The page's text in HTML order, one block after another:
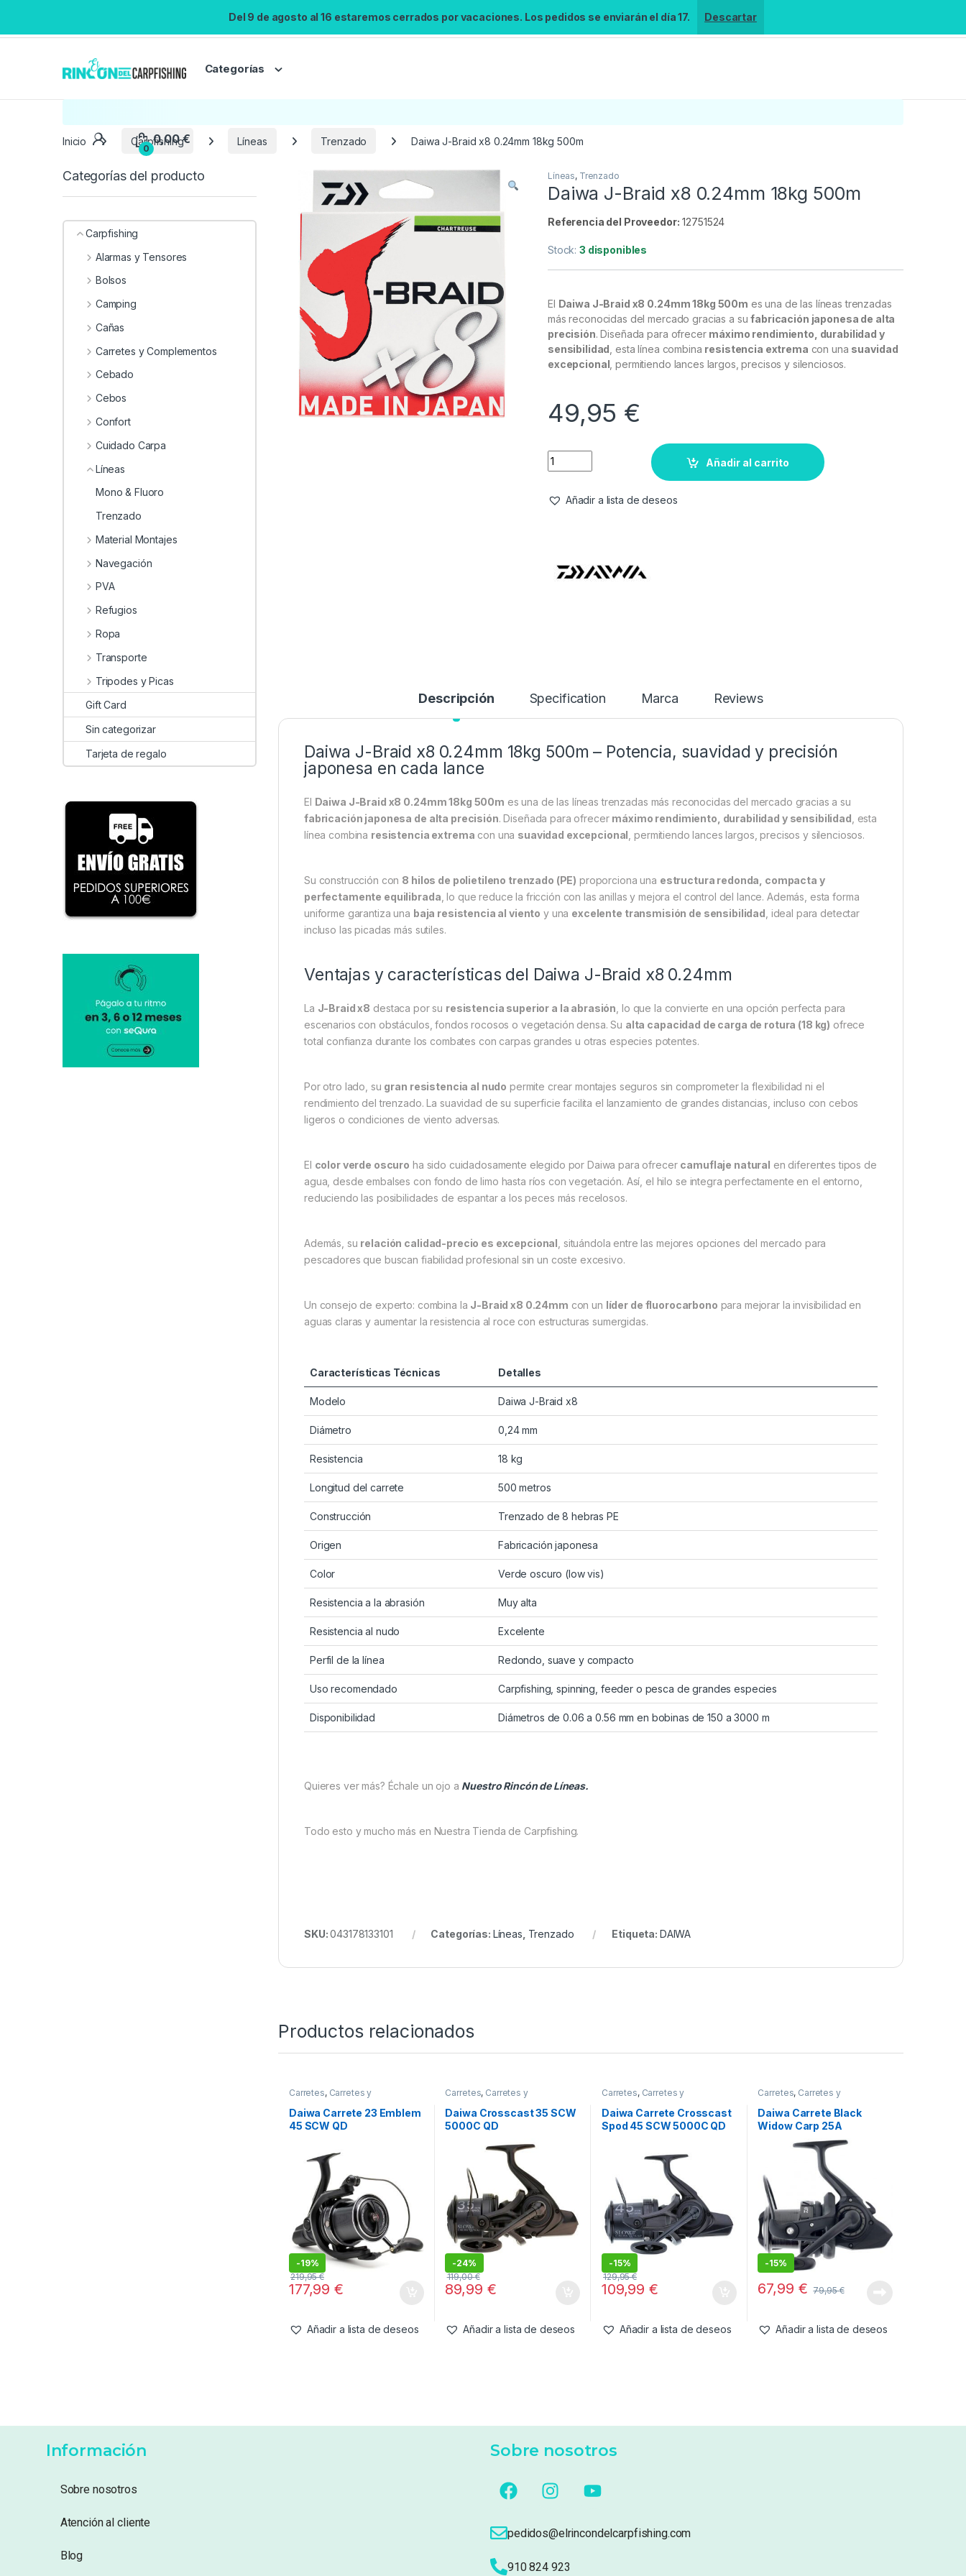
Del 9 de agosto al 16 estaremos cerrados por vacaciones. Los pedidos se enviarán el día 17. Descartar
Categorías
Búsqueda no disponible
No se pudo cargar el widget de búsqueda.
Inténtalo de nuevo.
Inicio Carpfishing Líneas Trenzado Daiwa J-Braid x8 0.24mm 18kg 500m
Líneas, Trenzado
Daiwa J-Braid x8 0.24mm 18kg 500m
Referencia del Proveedor: 12751524
Stock:3 disponibles
El Daiwa J-Braid x8 0.24mm 18kg 500m es una de las líneas trenzadas
más reconocidas del mercado gracias a sufabricación japonesa de alta
precisión. Diseñada para ofrecer máximo rendimiento, durabilidad y
sensibilidad , esta línea combina resistencia extrema con una suavidad
excepcional , permitiendo lances largos, precisos y silenciosos.
49,95 €
Añadir al carrito
Añadir a lista de deseos
Descripción Specification Marca Reviews
Daiwa J-Braid x8 0.24mm 18kg 500m – Potencia, suavidad y precisión
japonesa en cada lance
El Daiwa J-Braid x8 0.24mm 18kg 500m es una de las líneas trenzadas más reconocidas del mercado gracias a su
fabricación japonesa de alta precisión. Diseñada para ofrecer máximo rendimiento, durabilidad y sensibilidad , esta
línea combina resistencia extrema con una suavidad excepcional , permitiendo lances largos, precisos y silenciosos.
Su construcción con 8 hilos de polietileno trenzado (PE) proporciona una estructura redonda, compacta y
perfectamente equilibrada , lo que reduce la fricción con las anillas y mejora el control del lance. Además, esta forma
uniforme garantiza una baja resistencia al viento y una excelente transmisión de sensibilidad , ideal para detectar
incluso las picadas más sutiles.
Ventajas y características del Daiwa J-Braid x8 0.24mm
La J-Braid x8 destaca por su resistencia superior a la abrasión , lo que la convierte en una opción perfecta para
escenarios con obstáculos, fondos rocosos o vegetación densa. Su alta capacidad de carga de rotura (18 kg) ofrece
total confianza durante los combates con carpas grandes u otras especies potentes.
Por otro lado, su gran resistencia al nudo permite crear montajes seguros sin comprometer la flexibilidad ni el
rendimiento del trenzado. La suavidad de su superficie facilita el lanzamiento de grandes distancias, incluso con cebos
ligeros o condiciones de viento adversas.
El color verde oscuro ha sido cuidadosamente elegido por Daiwa para ofrecer camuflaje natural en diferentes tipos de
agua, desde embalses con fondo de limo hasta ríos con vegetación. Así, el hilo se integra perfectamente en el entorno,
reduciendo las posibilidades de espantar a los peces más recelosos.
Además, su relación calidad-precio es excepcional , situándola entre las mejores opciones del mercado para
pescadores que buscan fiabilidad profesional sin un coste excesivo.
Un consejo de experto: combina la J-Braid x8 0.24mm con un líder de fluorocarbono para mejorar la invisibilidad en
aguas claras y aumentar la resistencia al roce con estructuras sumergidas.
Características Técnicas Detalles
Modelo Daiwa J-Braid x8
Diámetro 0,24 mm
Resistencia 18 kg
Longitud del carrete 500 metros
Construcción Trenzado de 8 hebras PE
Origen Fabricación japonesa
Color Verde oscuro (low vis)
Resistencia a la abrasión Muy alta
Resistencia al nudo Excelente
Perfil de la línea Redondo, suave y compacto
Uso recomendado Carpfishing, spinning, feeder o pesca de grandes especies
Disponibilidad Diámetros de 0.06 a 0.56 mm en bobinas de 150 a 3000 m
Quieres ver más? Échale un ojo a Nuestro Rincón de Líneas.
Todo esto y mucho más en Nuestra Tienda de Carpfishing.
SKU:043178133101 Categorías: Líneas Trenzado Etiqueta: DAIWA
Productos relacionados
Carretes, Carretes y
Daiwa Carrete 23 Emblem
45 SCW QD
-19%
177,99€
219,95€
Añadir a lista de deseos
Carretes, Carretes y
Daiwa Crosscast 35 SCW
5000C QD
-24%
89,99 €
119,00€
Añadir a lista de deseos
Carretes, Carretes y
Daiwa Carrete Crosscast
Spod 45 SCW 5000C QD
-15%
109,99€
129,95€
Añadir a lista de deseos
Carretes, Carretes y
Daiwa Carrete Black
Widow Carp 25A
-15%
67,99 € 79,95€
Añadir a lista de deseos
Categorías del producto
Carpfishing
Alarmas y Tensores
Bolsos
Camping
Cañas
Carretes y Complementos
Cebado
Cebos
Confort
Cuidado Carpa
Líneas
Mono & Fluoro
Trenzado
Material Montajes
Navegación
PVA
Refugios
Ropa
Transporte
Tripodes y Picas
Gift Card
Sin categorizar
Tarjeta de regalo
Información
Sobre nosotros
Atención al cliente
Blog
Sobre nosotros
pedidos@elrincondelcarpfishing.com
910 824 923